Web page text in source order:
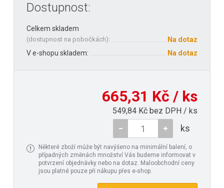
Dostupnost:
Celkem skladem
(dostupnost na pobočkách):
Na dotaz
V e-shopu skladem:
Na dotaz
665,31 Kč / ks
549,84 Kč bez DPH / ks
ks
Některé zboží může být navýšeno na minimální balení, o
případných změnách množství Vás budeme informovat v
potvrzení objednávky nebo na dotaz. Maloobchodní ceny
jsou platné pouze při nákupu přes e-shop.